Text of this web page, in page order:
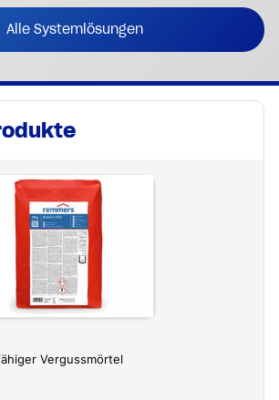
Alle Systemlösungen
Vergussmörtel